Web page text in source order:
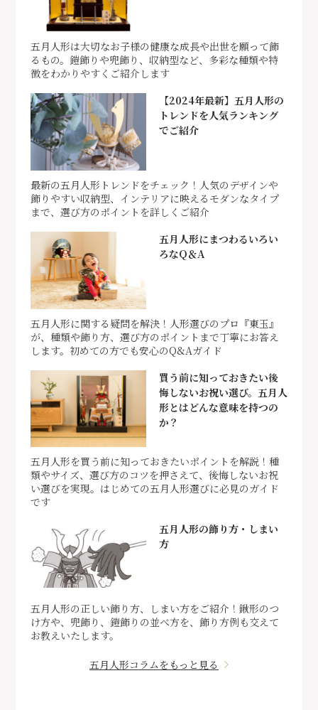
五月人形は大切なお子様の健康な成長や出世を願って飾
るもの。鎧飾りや兜飾り、収納型など、多彩な種類や特
徴をわかりやすくご紹介します
【2024年最新】五月人形の
トレンドを人気ランキング
でご紹介
最新の五月人形トレンドをチェック！人気のデザインや
飾りやすい収納型、インテリアに映えるモダンなタイプ
まで、選び方のポイントを詳しくご紹介
五月人形にまつわるいろい
ろなQ＆A
五月人形に関する疑問を解決！人形選びのプロ『東玉』
が、種類や飾り方、選び方のポイントまで丁寧にお答え
します。初めての方でも安心のQ&Aガイド
買う前に知っておきたい後
悔しないお祝い選び。五月人
形とはどんな意味を持つの
か？
五月人形を買う前に知っておきたいポイントを解説！種
類やサイズ、選び方のコツを押さえて、後悔しないお祝
い選びを実現。はじめての五月人形選びに必見のガイド
です
五月人形の飾り方・しまい
方
五月人形の正しい飾り方、しまい方をご紹介！鍬形のつ
け方や、兜飾り、鎧飾りの並べ方を、飾り方例も交えて
お教えいたします。
五月人形コラムをもっと見る